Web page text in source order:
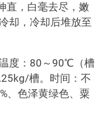
直，白毫去尽，嫩
却，冷却后堆放至
度：80～90℃（槽
槽。时间：不
、色泽黄绿色、粟